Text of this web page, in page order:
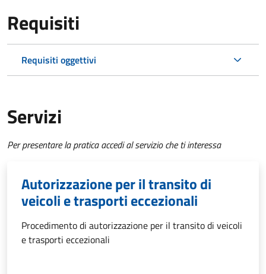
Requisiti
Requisiti oggettivi
Servizi
Per presentare la pratica accedi al servizio che ti interessa
Autorizzazione per il transito di
veicoli e trasporti eccezionali
Procedimento di autorizzazione per il transito di veicoli
e trasporti eccezionali